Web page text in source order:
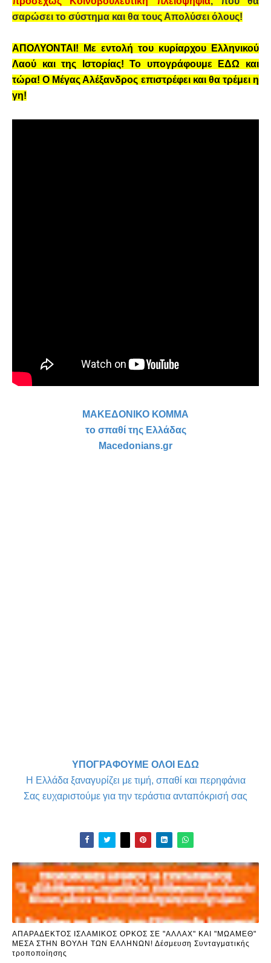
σαρώσει το σύστημα και θα τους Απολύσει όλους!
ΑΠΟΛΥΟΝΤΑΙ! Με εντολή του κυρίαρχου Ελληνικού
Λαού και της Ιστορίας! Το υπογράφουμε ΕΔΩ και
τώρα! Ο Μέγας Αλέξανδρος επιστρέφει και θα τρέμει η
γη!
ΜΑΚΕΔΟΝΙΚΟ ΚΟΜΜΑ
το σπαθί της Ελλάδας
Macedonians.gr
ΥΠΟΓΡΑΦΟΥΜΕ ΟΛΟΙ ΕΔΩ
Η Ελλάδα ξαναγυρίζει με τιμή, σπαθί και περηφάνια
Σας ευχαριστούμε για την τεράστια ανταπόκρισή σας
ΑΠΑΡΑΔΕΚΤΟΣ ΙΣΛΑΜΙΚΟΣ ΟΡΚΟΣ ΣΕ "ΑΛΛΑΧ" ΚΑΙ "ΜΩΑΜΕΘ"
ΜΕΣΑ ΣΤΗΝ ΒΟΥΛΗ ΤΩΝ ΕΛΛΗΝΩΝ! Δέσμευση Συνταγματικής
τροποποίησης